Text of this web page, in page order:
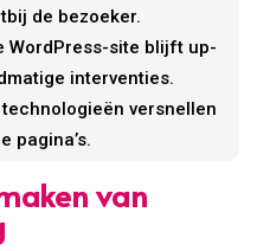
de bezoeker.
WordPress-site blijft up-
interventies.
technologieën versnellen
pagina’s.
van